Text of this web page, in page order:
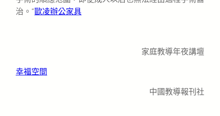
治。”歐凌辦公家具
家庭教導年夜講壇
幸福空間
中國教導報刊社